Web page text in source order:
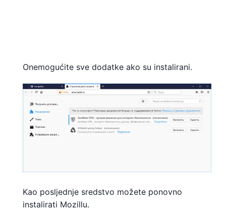
Onemogućite sve dodatke ako su instalirani.
Kao posljednje sredstvo možete ponovno
instalirati Mozillu.